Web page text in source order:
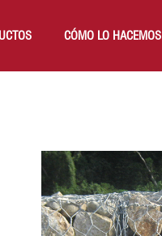
CÓMO LO HACEMOS